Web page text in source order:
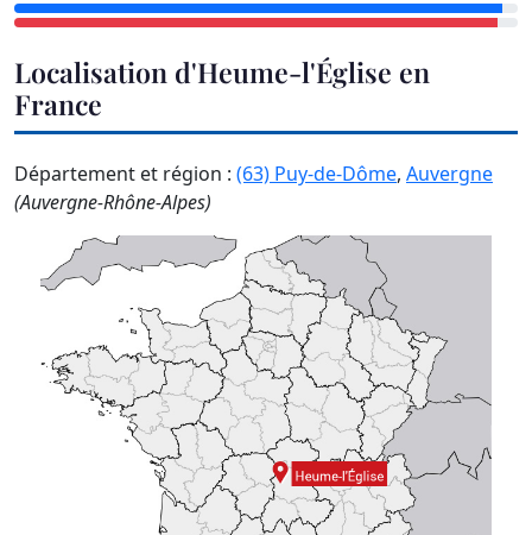
Localisation d'Heume-l'Église en
France
Département et région : (63) Puy-de-Dôme, Auvergne
(Auvergne-Rhône-Alpes)